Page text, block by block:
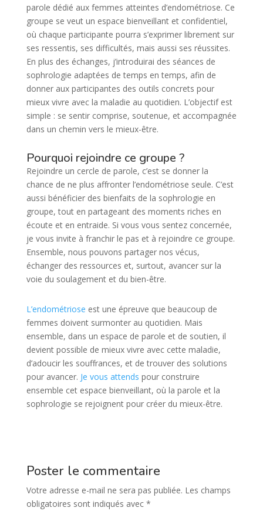
parole dédié aux femmes atteintes d’endométriose. Ce
groupe se veut un espace bienveillant et confidentiel,
où chaque participante pourra s’exprimer librement sur
ses ressentis, ses difficultés, mais aussi ses réussites.
En plus des échanges, j’introduirai des séances de
sophrologie adaptées de temps en temps, afin de
donner aux participantes des outils concrets pour
mieux vivre avec la maladie au quotidien. L’objectif est
simple : se sentir comprise, soutenue, et accompagnée
dans un chemin vers le mieux-être.
Pourquoi rejoindre ce groupe ?
Rejoindre un cercle de parole, c’est se donner la
chance de ne plus affronter l’endométriose seule. C’est
aussi bénéficier des bienfaits de la sophrologie en
groupe, tout en partageant des moments riches en
écoute et en entraide. Si vous vous sentez concernée,
je vous invite à franchir le pas et à rejoindre ce groupe.
Ensemble, nous pouvons partager nos vécus,
échanger des ressources et, surtout, avancer sur la
voie du soulagement et du bien-être.
L’endométriose est une épreuve que beaucoup de
femmes doivent surmonter au quotidien. Mais
ensemble, dans un espace de parole et de soutien, il
devient possible de mieux vivre avec cette maladie,
d’adoucir les souffrances, et de trouver des solutions
pour avancer. Je vous attends pour construire
ensemble cet espace bienveillant, où la parole et la
sophrologie se rejoignent pour créer du mieux-être.
Poster le commentaire
Votre adresse e-mail ne sera pas publiée. Les champs
obligatoires sont indiqués avec *